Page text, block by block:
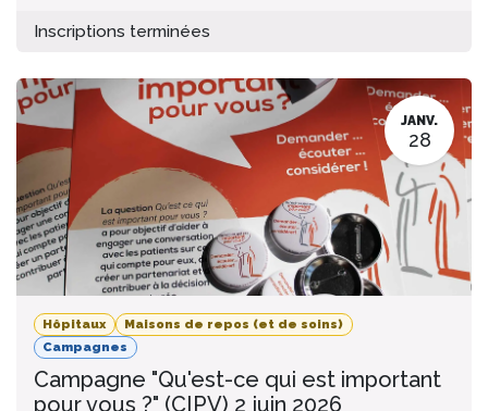
Inscriptions terminées
JANV.
28
Hôpitaux
Maisons de repos (et de soins)
Campagnes
Campagne "Qu'est-ce qui est important
pour vous ?" (CIPV) 2 juin 2026